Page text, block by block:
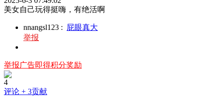
美女自己玩得挺嗨，有绝活啊
nnangsl123 : 屁眼真大
举报
举报广告即得积分奖励
4
评论 + 3贡献